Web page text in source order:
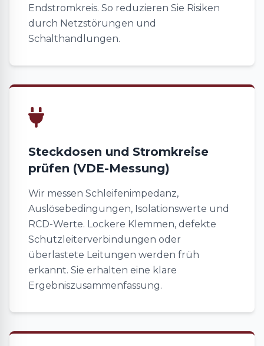
Endstromkreis. So reduzieren Sie Risiken
durch Netzstörungen und
Schalthandlungen.
Steckdosen und Stromkreise
prüfen (VDE-Messung)
Wir messen Schleifenimpedanz,
Auslösebedingungen, Isolationswerte und
RCD-Werte. Lockere Klemmen, defekte
Schutzleiterverbindungen oder
überlastete Leitungen werden früh
erkannt. Sie erhalten eine klare
Ergebniszusammenfassung.